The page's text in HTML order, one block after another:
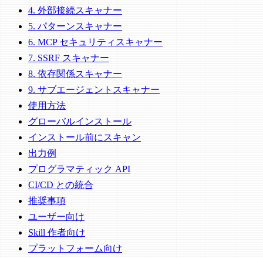
4. 外部接続スキャナー
5. パターンスキャナー
6. MCP セキュリティスキャナー
7. SSRF スキャナー
8. 依存関係スキャナー
9. サブエージェントスキャナー
使用方法
グローバルインストール
インストール前にスキャン
出力例
プログラマティック API
CI/CD との統合
推奨事項
ユーザー向け
Skill 作者向け
プラットフォーム向け